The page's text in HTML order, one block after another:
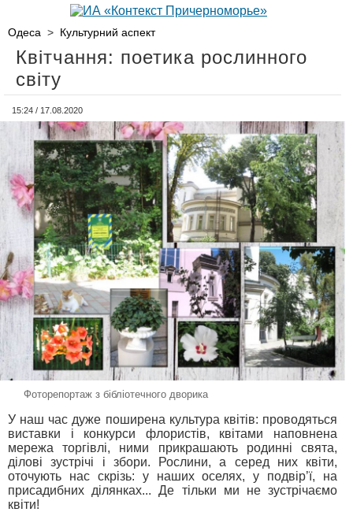
Одеса > Культурний аспект
Квітчання: поетика рослинного
світу
15:24 / 17.08.2020
Фоторепортаж з бібліотечного дворика
У наш час дуже поширена культура квітів: проводяться
виставки і конкурси флористів, квітами наповнена
мережа торгівлі, ними прикрашають родинні свята,
ділові зустрічі і збори. Рослини, а серед них квіти,
оточують нас скрізь: у наших оселях, у подвір’ї, на
присадибних ділянках... Де тільки ми не зустрічаємо
квіти!